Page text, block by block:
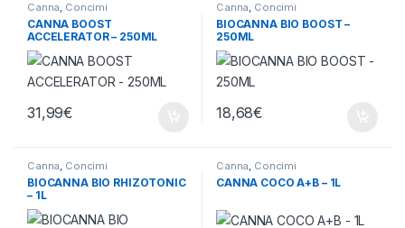
Canna, Concimi
CANNA BOOST
ACCELERATOR – 250ML
31,99€
Canna, Concimi
BIOCANNA BIO BOOST –
250ML
18,68€
Canna, Concimi
BIOCANNA BIO RHIZOTONIC
– 1L
Canna, Concimi
CANNA COCO A+B – 1L